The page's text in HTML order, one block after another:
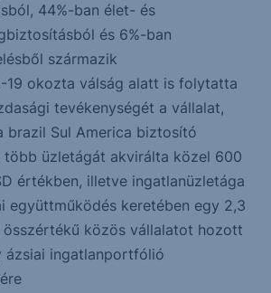
44%-ban élet- és
és 6%-ban
származik
19 okozta válság alatt is folytatta
tevékenységét a vállalat,
brazil Sul America biztosító
több üzletágát akvirálta közel 600
értékben, illetve ingatlanüzletága
együttműködés keretében egy 2,3
összértékű közös vállalatot hozott
ázsiai ingatlanportfólió